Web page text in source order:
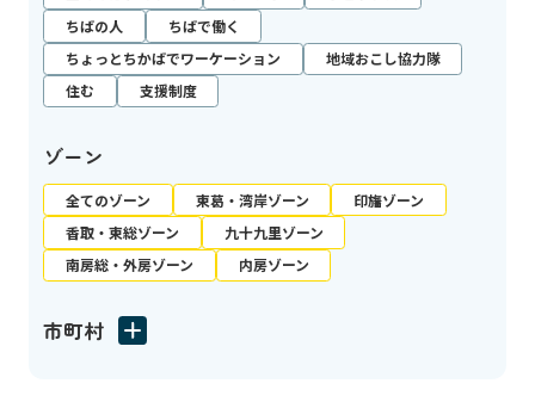
ちばの人
ちばで働く
ちょっとちかばでワーケーション
地域おこし協力隊
住む
支援制度
ゾーン
全てのゾーン 東葛・湾岸ゾーン
印旛ゾーン
香取・東総ゾーン
九十九里ゾーン
南房総・外房ゾーン
内房ゾーン
市町村